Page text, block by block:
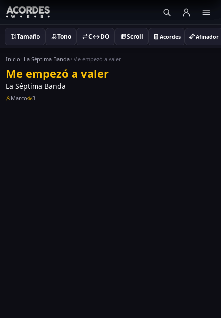
Tamaño Tono C↔DO Scroll Acordes Afinador
Inicio La Séptima Banda Me empezó a valer
Me empezó a valer
La Séptima Banda
Marco 3